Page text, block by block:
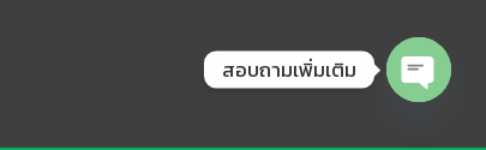
สอบถามเพิ่มเติม